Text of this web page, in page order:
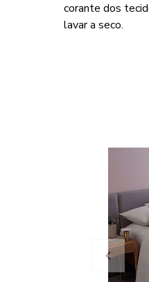
corante dos
lavar a seco.